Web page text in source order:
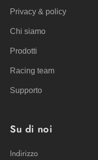
Privacy & policy
Chi siamo
Prodotti
Racing team
Supporto
Su di noi
Indirizzo